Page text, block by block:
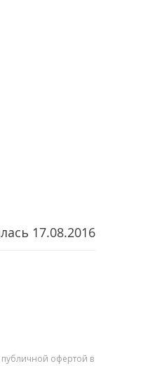
17.08.2016
офертой в